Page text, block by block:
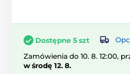
Dostępne 5 szt
Zamówienia do 10. 8. 12:00,
w środę 12. 8.